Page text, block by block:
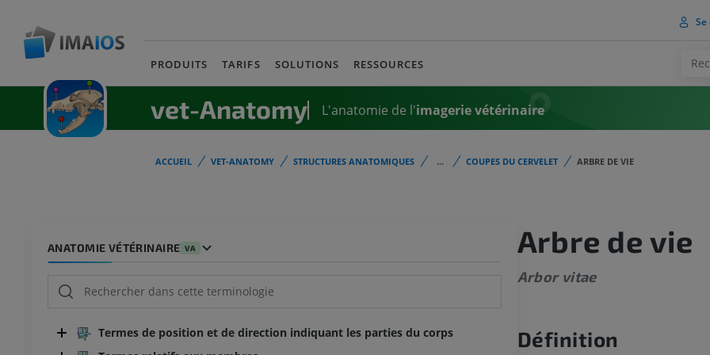
PRODUITS TARIFS SOLUTIONS RESSOURCES
vet-Anatomy L'anatomie de l'imagerie vétérinaire
ACCUEIL VET-ANATOMY STRUCTURES ANATOMIQUES ... COUPES DU CERVELET ARBRE DE VIE
ANATOMIE VÉTÉRINAIRE VA
Termes de position et de direction indiquant les parties du corps
Arbre de vie
Arbor vitae
Définition